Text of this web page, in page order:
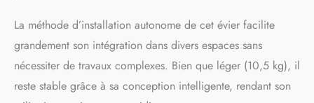
améliore le confort
【ACIER INOXYDABLE
ROBUSTE CONÇU POUR
DURER】Fabriqué en
acier inoxydable brossé
La méthode d’installation autonome de cet évier facilite
grandement son intégration dans divers espaces sans
nécessiter de travaux complexes. Bien que léger (10,5 kg), il
reste stable grâce à sa conception intelligente, rendant son